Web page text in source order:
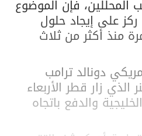
فإن الموضوع
على إيجاد حلول
منذ أكثر من ثلاث
دونالد ترامب
زار قطر الأربعاء
والدفع باتجاه